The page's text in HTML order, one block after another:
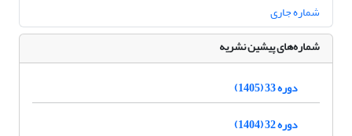
شماره جاری
شماره‌های پیشین نشریه
دوره 33 (1405)
دوره 32 (1404)